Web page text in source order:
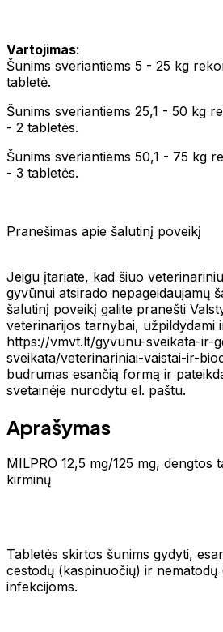
Vartojimas:
Šunims sveriantiems 5 - 25 kg
tabletė.
Šunims sveriantiems 25,1 - 50 kg
- 2 tabletės.
Šunims sveriantiems 50,1 - 75 kg
- 3 tabletės.
Pranešimas apie šalutinį poveikį
Jeigu įtariate, kad šiuo
gyvūnui atsirado nepageidaujamų
šalutinį poveikį galite pranešti
veterinarijos tarnybai, užpildydami
https://vmvt.lt/gyvunu-sveikata-ir-
sveikata/veterinariniai-vaistai-ir-
budrumas esančią formą ir
svetainėje nurodytu el. paštu.
Aprašymas
MILPRO 12,5 mg/125 mg, dengtos
kirminų
Tabletės skirtos šunims gydyti,
cestodų (kaspinuočių) ir nematodų
infekcijoms.